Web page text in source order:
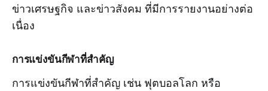
ข่าวเศรษฐกิจ และข่าวสังคม ที่มีการรายงานอย่างต่อ
เนื่อง
การแข่งขันกีฬาที่สำคัญ
การแข่งขันกีฬาที่สำคัญ เช่น ฟุตบอลโลก หรือ